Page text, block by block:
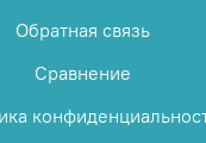
Обратная связь
Сравнение